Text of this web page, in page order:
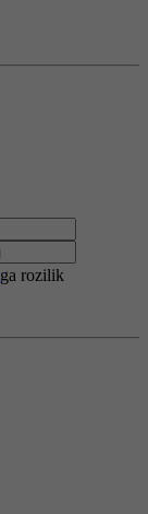
ga rozilik